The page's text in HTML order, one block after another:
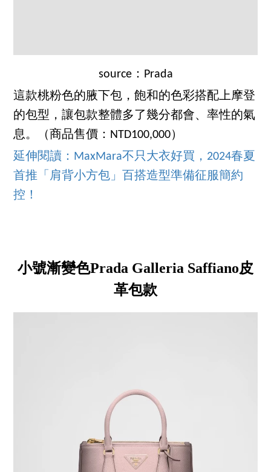
source：Prada
這款桃粉色的腋下包，飽和的色彩搭配上摩登
的包型，讓包款整體多了幾分都會、率性的氣
息。（商品售價：NTD100,000）
延伸閱讀：MaxMara不只大衣好買，2024春夏
首推「肩背小方包」百搭造型準備征服簡約
控！
小號漸變色Prada Galleria Saffiano皮
革包款